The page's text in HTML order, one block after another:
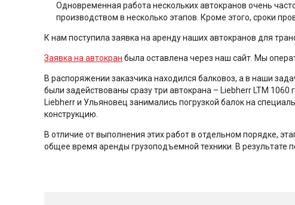
Одновременная работа нескольких автокранов очень
производством в несколько этапов. Кроме этого, сроки
К нам поступила заявка на аренду наших автокранов для
Заявка на автокран была оставлена через наш сайт. Мы
В распоряжении заказчика находился балковоз, а в наши
были задействованы сразу три автокрана – Liebherr LTM
Liebherr и Ульяновец занимались погрузкой балок на
конструкцию.
В отличие от выполнения этих работ в отдельном порядке,
общее время аренды грузоподъемной техники. В результате